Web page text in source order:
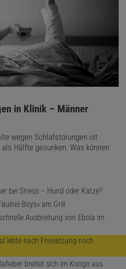
in Klinik – Männer
wegen Schlafstörungen ist
Hälfte gesunken. Was können
bei Stress – Hund oder Katze?
Boys« am Grill
Ausbreitung von Ebola im
lebte nach Freisetzung noch
breitet sich im Kongo aus